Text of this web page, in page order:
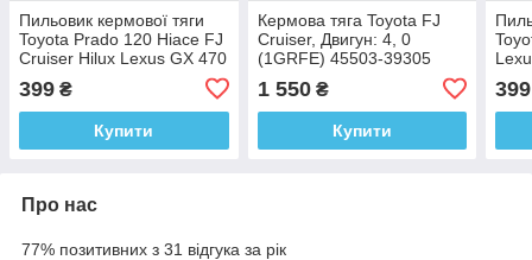
Пильовик кермової тяги
Toyota Prado 120 Hiace FJ
Cruiser Hilux Lexus GX 470
399 ₴
Купити
Кермова тяга Toyota FJ
Cruiser, Двигун: 4, 0
(1GRFE) 45503-39305
1 550₴
Купити
399
Про нас
77% позитивних з 31 відгука за рік